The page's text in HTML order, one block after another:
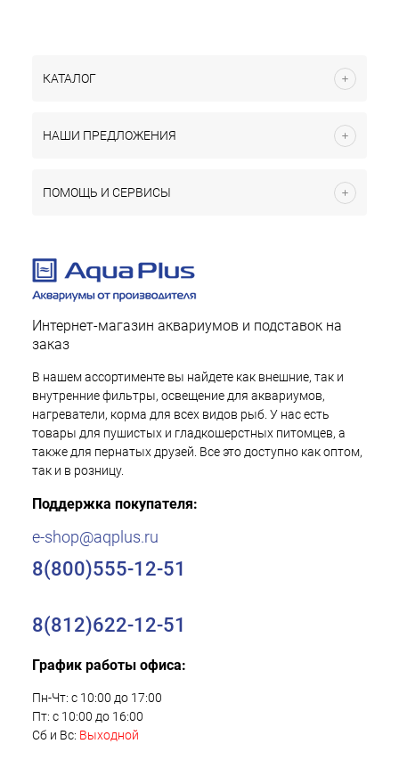
КАТАЛОГ
НАШИ ПРЕДЛОЖЕНИЯ
ПОМОЩЬ И СЕРВИСЫ
Интернет-магазин аквариумов и подставок на
заказ
В нашем ассортименте вы найдете как внешние, так и
внутренние фильтры, освещение для аквариумов,
нагреватели, корма для всех видов рыб. У нас есть
товары для пушистых и гладкошерстных питомцев, а
также для пернатых друзей. Все это доступно как оптом,
так и в розницу.
Поддержка покупателя:
e-shop@aqplus.ru
8(800)555-12-51
8(812)622-12-51
График работы офиса:
Пн-Чт: с 10:00 до 17:00
Пт: с 10:00 до 16:00
Сб и Вс: Выходной